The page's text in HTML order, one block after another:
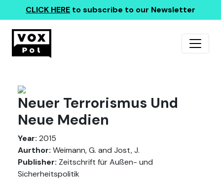
CLICK HERE to subscribe to our Newsletter
Neuer Terrorismus Und
Neue Medien
Year: 2015
Aurthor: Weimann, G. and Jost, J.
Publisher: Zeitschrift für Außen- und
Sicherheitspolitik